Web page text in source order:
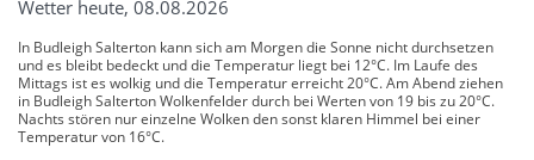
Wetter heute, 08.08.2026
In Budleigh Salterton kann sich am Morgen die Sonne nicht durchsetzen
und es bleibt bedeckt und die Temperatur liegt bei 12°C. Im Laufe des
Mittags ist es wolkig und die Temperatur erreicht 20°C. Am Abend ziehen
in Budleigh Salterton Wolkenfelder durch bei Werten von 19 bis zu 20°C.
Nachts stören nur einzelne Wolken den sonst klaren Himmel bei einer
Temperatur von 16°C.